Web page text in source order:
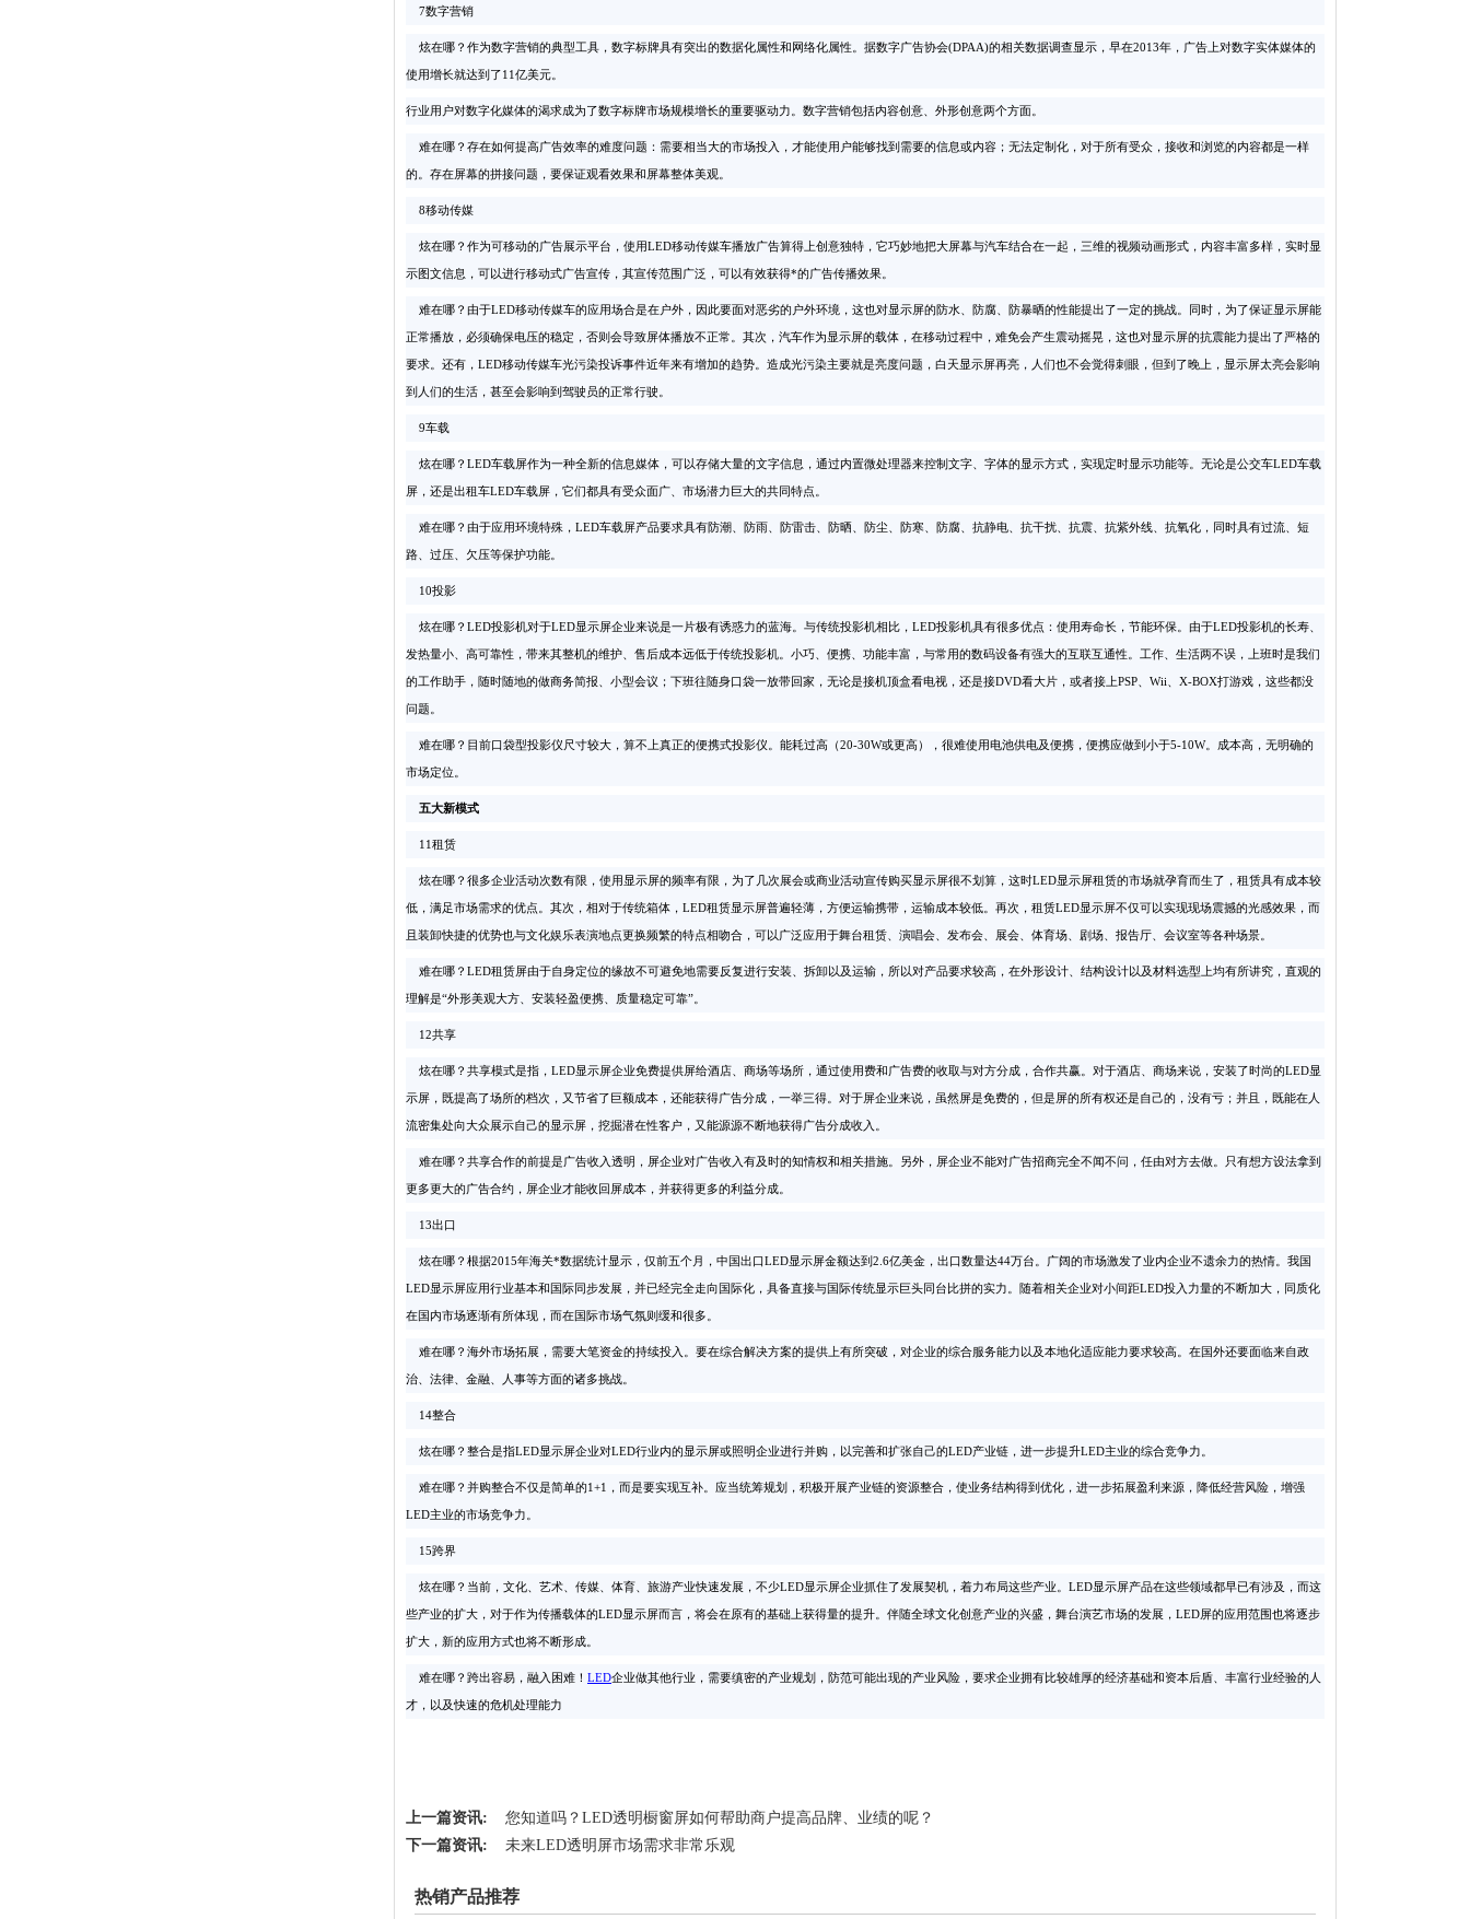
7数字营销
炫在哪？作为数字营销的典型工具，数字标牌具有突出的数据化属性和网络化属性。据数字广告协会(DPAA)的相关数据调查显示，早在2013年，广告上对数字实体媒体的
使用增长就达到了11亿美元。
行业用户对数字化媒体的渴求成为了数字标牌市场规模增长的重要驱动力。数字营销包括内容创意、外形创意两个方面。
难在哪？存在如何提高广告效率的难度问题：需要相当大的市场投入，才能使用户能够找到需要的信息或内容；无法定制化，对于所有受众，接收和浏览的内容都是一样
的。存在屏幕的拼接问题，要保证观看效果和屏幕整体美观。
8移动传媒
炫在哪？作为可移动的广告展示平台，使用LED移动传媒车播放广告算得上创意独特，它巧妙地把大屏幕与汽车结合在一起，三维的视频动画形式，内容丰富多样，实时显
示图文信息，可以进行移动式广告宣传，其宣传范围广泛，可以有效获得*的广告传播效果。
难在哪？由于LED移动传媒车的应用场合是在户外，因此要面对恶劣的户外环境，这也对显示屏的防水、防腐、防暴晒的性能提出了一定的挑战。同时，为了保证显示屏能
正常播放，必须确保电压的稳定，否则会导致屏体播放不正常。其次，汽车作为显示屏的载体，在移动过程中，难免会产生震动摇晃，这也对显示屏的抗震能力提出了严格的
要求。还有，LED移动传媒车光污染投诉事件近年来有增加的趋势。造成光污染主要就是亮度问题，白天显示屏再亮，人们也不会觉得刺眼，但到了晚上，显示屏太亮会影响
到人们的生活，甚至会影响到驾驶员的正常行驶。
9车载
炫在哪？LED车载屏作为一种全新的信息媒体，可以存储大量的文字信息，通过内置微处理器来控制文字、字体的显示方式，实现定时显示功能等。无论是公交车LED车载
屏，还是出租车LED车载屏，它们都具有受众面广、市场潜力巨大的共同特点。
难在哪？由于应用环境特殊，LED车载屏产品要求具有防潮、防雨、防雷击、防晒、防尘、防寒、防腐、抗静电、抗干扰、抗震、抗紫外线、抗氧化，同时具有过流、短
路、过压、欠压等保护功能。
10投影
炫在哪？LED投影机对于LED显示屏企业来说是一片极有诱惑力的蓝海。与传统投影机相比，LED投影机具有很多优点：使用寿命长，节能环保。由于LED投影机的长寿、
发热量小、高可靠性，带来其整机的维护、售后成本远低于传统投影机。小巧、便携、功能丰富，与常用的数码设备有强大的互联互通性。工作、生活两不误，上班时是我们
的工作助手，随时随地的做商务简报、小型会议；下班往随身口袋一放带回家，无论是接机顶盒看电视，还是接DVD看大片，或者接上PSP、Wii、X-BOX打游戏，这些都没
问题。
难在哪？目前口袋型投影仪尺寸较大，算不上真正的便携式投影仪。能耗过高（20-30W或更高），很难使用电池供电及便携，便携应做到小于5-10W。成本高，无明确的
市场定位。
五大新模式
11租赁
炫在哪？很多企业活动次数有限，使用显示屏的频率有限，为了几次展会或商业活动宣传购买显示屏很不划算，这时LED显示屏租赁的市场就孕育而生了，租赁具有成本较
低，满足市场需求的优点。其次，相对于传统箱体，LED租赁显示屏普遍轻薄，方便运输携带，运输成本较低。再次，租赁LED显示屏不仅可以实现现场震撼的光感效果，而
且装卸快捷的优势也与文化娱乐表演地点更换频繁的特点相吻合，可以广泛应用于舞台租赁、演唱会、发布会、展会、体育场、剧场、报告厅、会议室等各种场景。
难在哪？LED租赁屏由于自身定位的缘故不可避免地需要反复进行安装、拆卸以及运输，所以对产品要求较高，在外形设计、结构设计以及材料选型上均有所讲究，直观的
理解是“外形美观大方、安装轻盈便携、质量稳定可靠”。
12共享
炫在哪？共享模式是指，LED显示屏企业免费提供屏给酒店、商场等场所，通过使用费和广告费的收取与对方分成，合作共赢。对于酒店、商场来说，安装了时尚的LED显
示屏，既提高了场所的档次，又节省了巨额成本，还能获得广告分成，一举三得。对于屏企业来说，虽然屏是免费的，但是屏的所有权还是自己的，没有亏；并且，既能在人
流密集处向大众展示自己的显示屏，挖掘潜在性客户，又能源源不断地获得广告分成收入。
难在哪？共享合作的前提是广告收入透明，屏企业对广告收入有及时的知情权和相关措施。另外，屏企业不能对广告招商完全不闻不问，任由对方去做。只有想方设法拿到
更多更大的广告合约，屏企业才能收回屏成本，并获得更多的利益分成。
13出口
炫在哪？根据2015年海关*数据统计显示，仅前五个月，中国出口LED显示屏金额达到2.6亿美金，出口数量达44万台。广阔的市场激发了业内企业不遗余力的热情。我国
LED显示屏应用行业基本和国际同步发展，并已经完全走向国际化，具备直接与国际传统显示巨头同台比拼的实力。随着相关企业对小间距LED投入力量的不断加大，同质化
在国内市场逐渐有所体现，而在国际市场气氛则缓和很多。
难在哪？海外市场拓展，需要大笔资金的持续投入。要在综合解决方案的提供上有所突破，对企业的综合服务能力以及本地化适应能力要求较高。在国外还要面临来自政
治、法律、金融、人事等方面的诸多挑战。
14整合
炫在哪？整合是指LED显示屏企业对LED行业内的显示屏或照明企业进行并购，以完善和扩张自己的LED产业链，进一步提升LED主业的综合竞争力。
难在哪？并购整合不仅是简单的1+1，而是要实现互补。应当统筹规划，积极开展产业链的资源整合，使业务结构得到优化，进一步拓展盈利来源，降低经营风险，增强
LED主业的市场竞争力。
15跨界
炫在哪？当前，文化、艺术、传媒、体育、旅游产业快速发展，不少LED显示屏企业抓住了发展契机，着力布局这些产业。LED显示屏产品在这些领域都早已有涉及，而这
些产业的扩大，对于作为传播载体的LED显示屏而言，将会在原有的基础上获得量的提升。伴随全球文化创意产业的兴盛，舞台演艺市场的发展，LED屏的应用范围也将逐步
扩大，新的应用方式也将不断形成。
难在哪？跨出容易，融入困难！ LED企业做其他行业，需要缜密的产业规划，防范可能出现的产业风险，要求企业拥有比较雄厚的经济基础和资本后盾、丰富行业经验的人
才，以及快速的危机处理能力
上一篇资讯:
您知道吗？LED透明橱窗屏如何帮助商户提高品牌、业绩的呢？
下一篇资讯:
未来LED透明屏市场需求非常乐观
热销产品推荐